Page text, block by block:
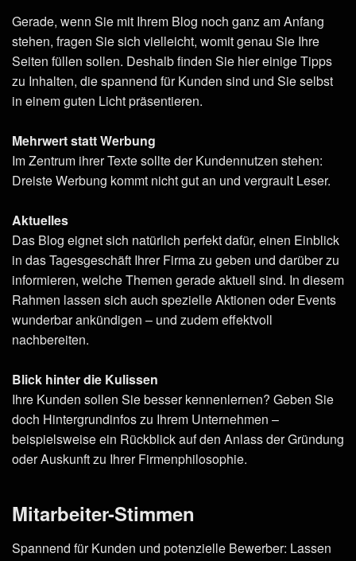
Gerade, wenn Sie mit Ihrem Blog noch ganz am Anfang
stehen, fragen Sie sich vielleicht, womit genau Sie Ihre
Seiten füllen sollen. Deshalb finden Sie hier einige Tipps
zu Inhalten, die spannend für Kunden sind und Sie selbst
in einem guten Licht präsentieren.
Mehrwert statt Werbung
Im Zentrum ihrer Texte sollte der Kundennutzen stehen:
Dreiste Werbung kommt nicht gut an und vergrault Leser.
Aktuelles
Das Blog eignet sich natürlich perfekt dafür, einen Einblick
in das Tagesgeschäft Ihrer Firma zu geben und darüber zu
informieren, welche Themen gerade aktuell sind. In diesem
Rahmen lassen sich auch spezielle Aktionen oder Events
wunderbar ankündigen – und zudem effektvoll
nachbereiten.
Blick hinter die Kulissen
Ihre Kunden sollen Sie besser kennenlernen? Geben Sie
doch Hintergrundinfos zu Ihrem Unternehmen –
beispielsweise ein Rückblick auf den Anlass der Gründung
oder Auskunft zu Ihrer Firmenphilosophie.
Mitarbeiter-Stimmen
Spannend für Kunden und potenzielle Bewerber: Lassen